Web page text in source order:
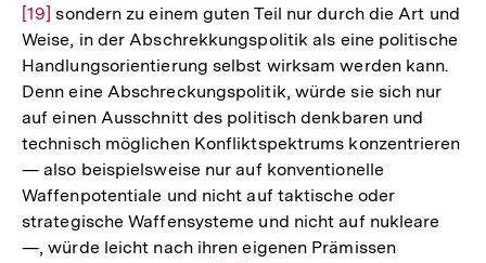
Fußnote
der
[19] sondern zu einem guten Teil nur durch die Art und
Weise, in der Abschrekkungspolitik als eine politische
Handlungsorientierung selbst wirksam werden kann.
Denn eine Abschreckungspolitik, würde sie sich nur
auf einen Ausschnitt des politisch denkbaren und
technisch möglichen Konfliktspektrums konzentrieren
— also beispielsweise nur auf konventionelle
Waffenpotentiale und nicht auf taktische oder
strategische Waffensysteme und nicht auf nukleare
—, würde leicht nach ihren eigenen Prämissen